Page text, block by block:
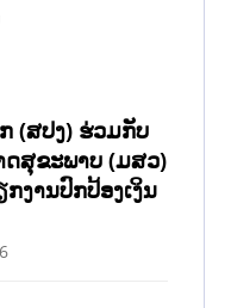
(ສປງ) ຮ່ວມກັບ
ສຸຂະພາບ (ມສວ)
ງານປົກປ້ອງເງິນ